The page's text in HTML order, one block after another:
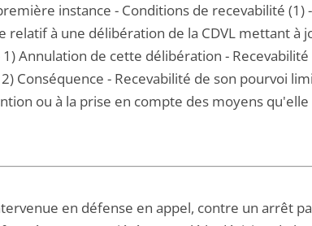
instance - Conditions de recevabilité (1)
à une délibération de la CDVL mettant à
Annulation de cette délibération - Recevabilité
Conséquence - Recevabilité de son pourvoi
ou à la prise en compte des moyens
en défense en appel, contre un arrêt